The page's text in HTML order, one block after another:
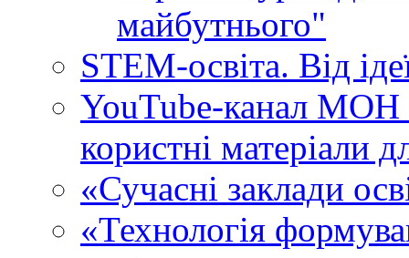
майбутнього"
STEM-освіта. Від
YouTube-канал МОН
користні матеріали
«Сучасні заклади
«Технологія